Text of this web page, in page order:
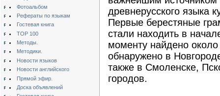
Фотоальбом
Рефераты по языкам
Гостевая книга
TOP 100
Методы.
Методики.
Новости языков
Новости английского
Прямой эфир.
Доска объявлений
древнерусского языка
Первые берестяные
стали находить в
моменту найдено
обнаружено в
также в Смоленске,
городов.